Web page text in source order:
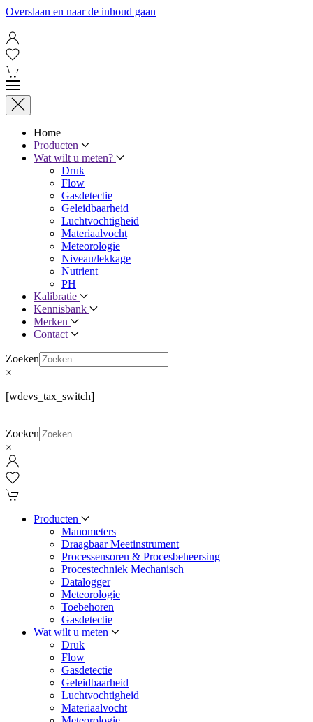
Overslaan en naar de inhoud gaan
Home
Producten
Wat wilt u meten?
Druk
Flow
Gasdetectie
Geleidbaarheid
Luchtvochtigheid
Materiaalvocht
Meteorologie
Niveau/lekkage
Nutrient
PH
Kalibratie
Kennisbank
Merken
Contact
Zoeken
×
[wdevs_tax_switch]
Zoeken
×
Producten
Manometers
Draagbaar Meetinstrument
Processensoren & Procesbeheersing
Procestechniek Mechanisch
Datalogger
Meteorologie
Toebehoren
Gasdetectie
Wat wilt u meten
Druk
Flow
Gasdetectie
Geleidbaarheid
Luchtvochtigheid
Materiaalvocht